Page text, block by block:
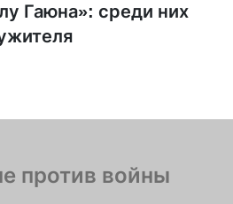
Гаюна»: среди них
против войны